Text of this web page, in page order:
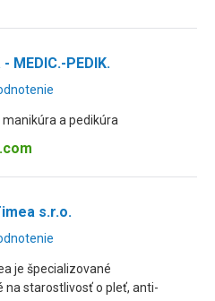
MEDIC.-PEDIK.
a pedikúra
s.r.o.
je špecializované
na starostlivosť o pleť, anti-